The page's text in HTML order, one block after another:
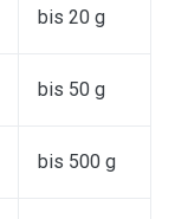
bis 20 g
bis 50 g
bis 500 g